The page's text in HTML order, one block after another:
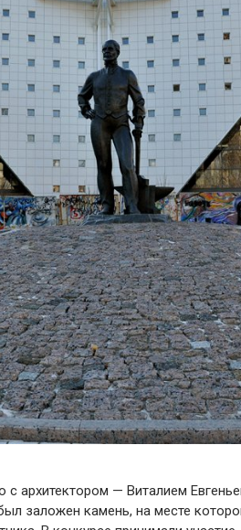
архитектором — Виталием
заложен камень, на месте